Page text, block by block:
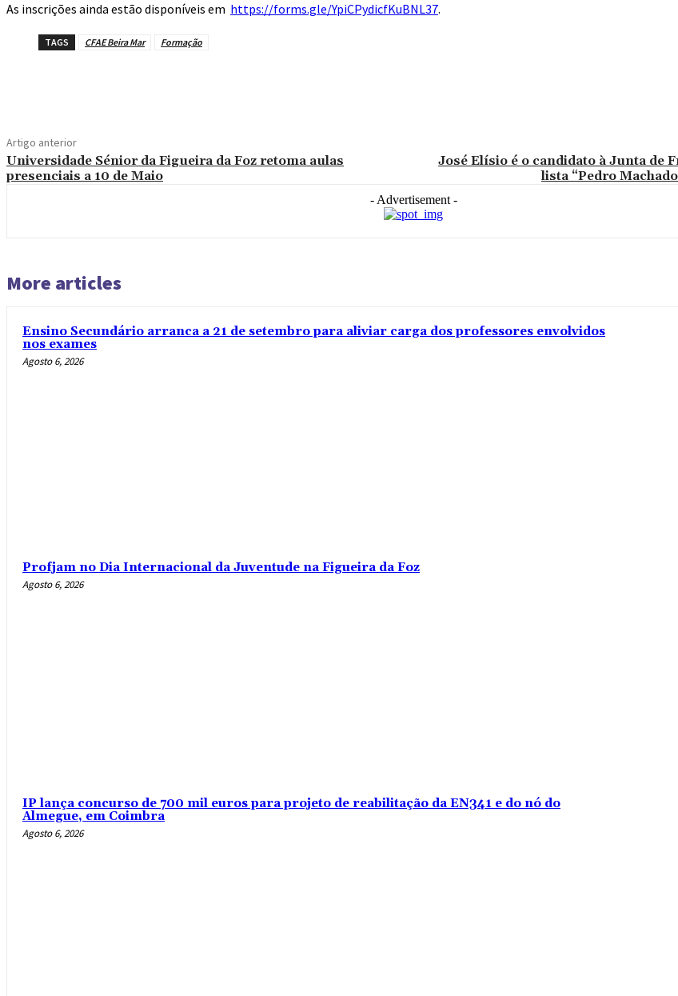
As inscrições ainda estão disponíveis em https://forms.gle/YpiCPydicfKuBNL37.
TAGS CFAE Beira Mar Formação
Artigo anterior
Universidade Sénior da Figueira da Foz retoma aulas
presenciais a 10 de Maio
José Elísio é o candidato à Junta de
lista “Pedro
- Advertisement -
More articles
Ensino Secundário arranca a 21 de setembro para aliviar carga dos professores envolvidos
nos exames
Agosto 6, 2026
Profjam no Dia Internacional da Juventude na Figueira da Foz
Agosto 6, 2026
IP lança concurso de 700 mil euros para projeto de reabilitação da EN341 e do nó do
Almegue, em Coimbra
Agosto 6, 2026